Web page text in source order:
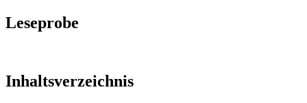
Leseprobe
Inhaltsverzeichnis